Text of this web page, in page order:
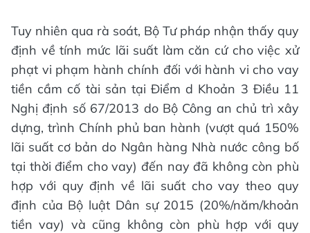
Tuy nhiên qua rà soát, Bộ Tư pháp nhận thấy quy
định về tính mức lãi suất làm căn cứ cho việc xử
phạt vi phạm hành chính đối với hành vi cho vay
tiền cầm cố tài sản tại Điểm d Khoản 3 Điều 11
Nghị định số 67/2013 do Bộ Công an chủ trì xây
dựng, trình Chính phủ ban hành (vượt quá 150%
lãi suất cơ bản do Ngân hàng Nhà nước công bố
tại thời điểm cho vay) đến nay đã không còn phù
hợp với quy định về lãi suất cho vay theo quy
định của Bộ luật Dân sự 2015 (20%/năm/khoản
tiền vay) và cũng không còn phù hợp với quy